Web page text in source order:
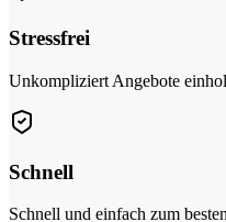
Stressfrei
Unkompliziert Angebote
Schnell
Schnell und einfach zum